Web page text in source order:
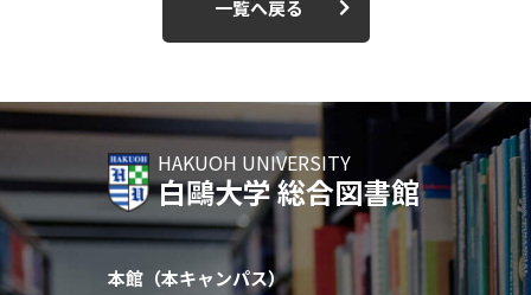
一覧へ戻る
HAKUOH UNIVERSITY
白鷗大学 総合図書館
本館（本キャンパス）